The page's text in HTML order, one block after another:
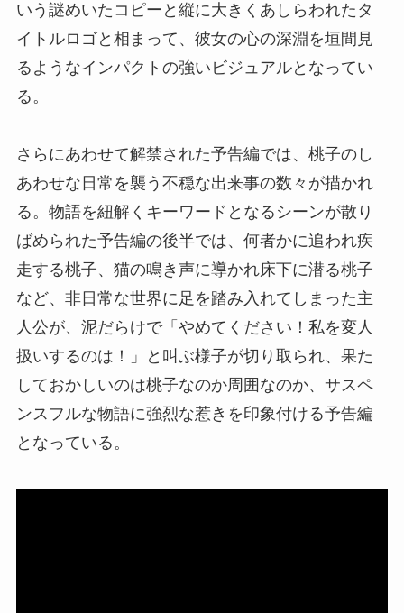
いう謎めいたコピーと縦に大きくあしらわれたタ
イトルロゴと相まって、彼女の心の深淵を垣間見
るようなインパクトの強いビジュアルとなってい
る。
さらにあわせて解禁された予告編では、桃子のし
あわせな日常を襲う不穏な出来事の数々が描かれ
る。物語を紐解くキーワードとなるシーンが散り
ばめられた予告編の後半では、何者かに追われ疾
走する桃子、猫の鳴き声に導かれ床下に潜る桃子
など、非日常な世界に足を踏み入れてしまった主
人公が、泥だらけで「やめてください！私を変人
扱いするのは！」と叫ぶ様子が切り取られ、果た
しておかしいのは桃子なのか周囲なのか、サスペ
ンスフルな物語に強烈な惹きを印象付ける予告編
となっている。